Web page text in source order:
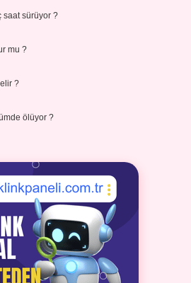
saat sürüyor ?
mu ?
?
ölüyor ?